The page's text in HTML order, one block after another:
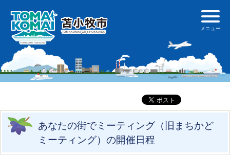
あなたの街でミーティング（旧まちかど
ミーティング）の開催日程